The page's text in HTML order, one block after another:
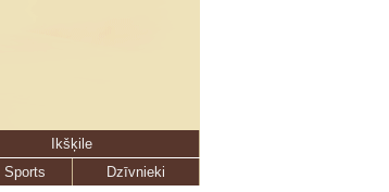
Ikšķile
Sports
Dzīvnieki